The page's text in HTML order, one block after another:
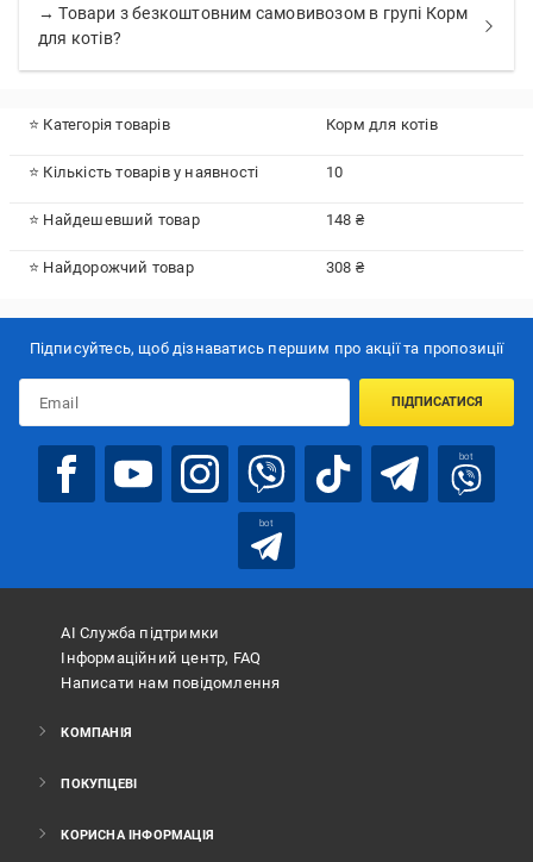
→ Товари з безкоштовним самовивозом в групі Корм
для котів?
⭐ Категорія товарів Корм для котів
⭐ Кількість товарів у наявності 10
⭐ Найдешевший товар 148 ₴
⭐ Найдорожчий товар 308 ₴
Підписуйтесь, щоб дізнаватись першим про акції та пропозиції
ПІДПИСАТИСЯ
bot
bot
АІ Служба підтримки
Інформаційний центр, FAQ
Написати нам повідомлення
КОМПАНІЯ
ПОКУПЦЕВІ
КОРИСНА ІНФОРМАЦІЯ